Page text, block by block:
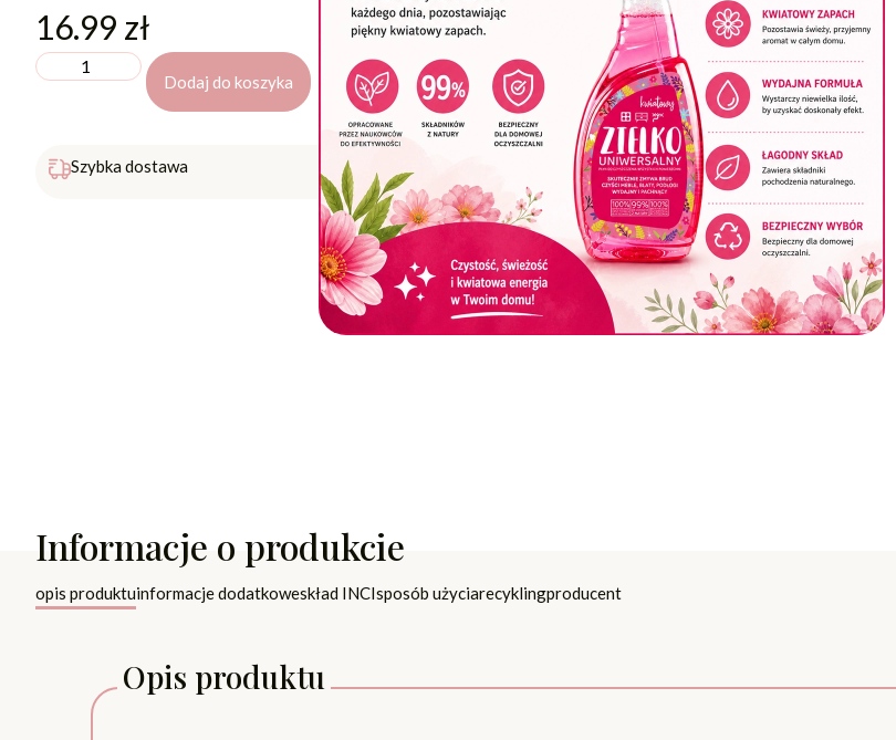
16.99 zł
Dodaj do koszyka
Szybka dostawa
Darmowa dostawa od 149 zł
Informacje o produkcie
opis produktuinformacje dodatkoweskład INCIsposób użyciarecyklingproducent
Opis produktu